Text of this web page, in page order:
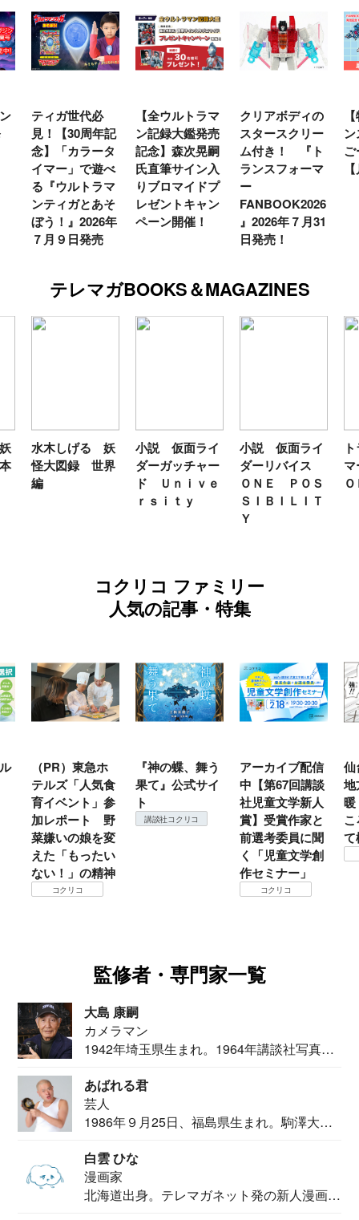
ティガ世代必
見！【30周年記
念】「カラータ
イマー」で遊べ
る『ウルトラマ
ンティガとあそ
ぼう！』2026年
７月９日発売
【全ウルトラマ
ン記録大鑑発売
記念】森次晃嗣
氏直筆サイン入
りブロマイドプ
レゼントキャン
ペーン開催！
クリアボディの
スタースクリー
ム付き！ 『ト
ランスフォーマ
ー
FANBOOK2026
』2026年７月31
日発売！
テレマガBOOKS＆MAGAZINES
水木しげる 妖
怪大図録 世界
編
小説 仮面ライ
ダーガッチャー
ド Ｕｎｉｖｅ
ｒｓｉｔｙ
小説 仮面ライ
ダーリバイス
ＯＮＥ ＰＯＳ
ＳＩＢＩＬＩＴ
Ｙ
コクリコ ファミリー
人気の記事・特集
（PR）東急ホ
テルズ「人気食
育イベント」参
加レポート 野
菜嫌いの娘を変
えた「もったい
ない！」の精神
コクリコ
『神の蝶、舞う
果て』公式サイ
ト
講談社コクリコ
アーカイブ配信
中【第67回講談
社児童文学新人
賞】受賞作家と
前選考委員に聞
く「児童文学創
作セミナー」
コクリコ
仙
地
て
監修者・専門家一覧
大島 康嗣
カメラマン
1942年埼玉県生まれ。1964年講談社写真部
あばれる君
芸人
1986年９月25日、福島県生まれ。駒澤大学
白雲 ひな
漫画家
北海道出身。テレマガネット発の新人漫画